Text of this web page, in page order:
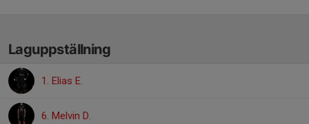
Laguppställning
1. Elias E.
6. Melvin D.